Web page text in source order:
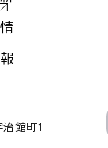
情
報
館町1